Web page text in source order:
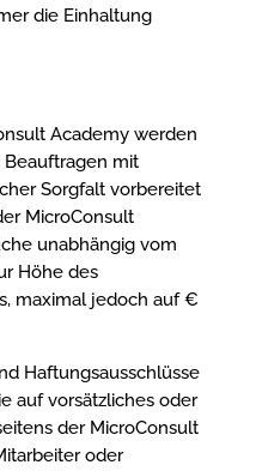
die Einhaltung
Academy werden
mit
Sorgfalt vorbereitet
MicroConsult
unabhängig vom
Höhe des
maximal jedoch auf €
Haftungsausschlüsse
auf vorsätzliches oder
der MicroConsult
oder